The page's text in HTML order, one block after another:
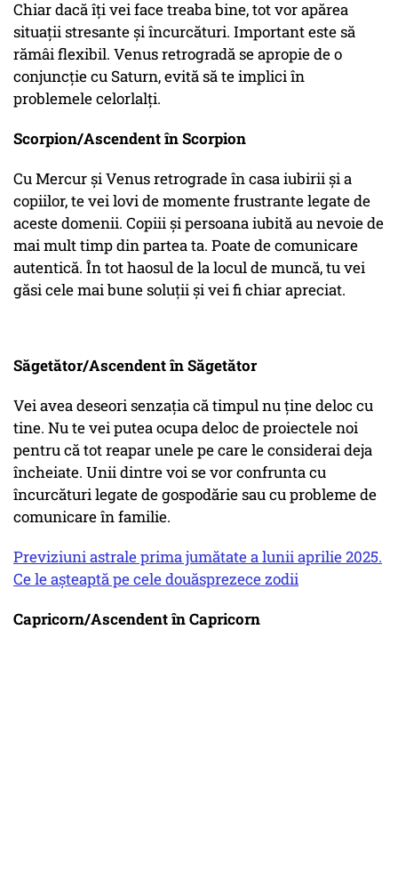
Chiar dacă îți vei face treaba bine, tot vor apărea
situații stresante și încurcături. Important este să
rămâi flexibil. Venus retrogradă se apropie de o
conjuncție cu Saturn, evită să te implici în
problemele celorlalți.
Scorpion/Ascendent în Scorpion
Cu Mercur și Venus retrograde în casa iubirii și a
copiilor, te vei lovi de momente frustrante legate de
aceste domenii. Copiii și persoana iubită au nevoie de
mai mult timp din partea ta. Poate de comunicare
autentică. În tot haosul de la locul de muncă, tu vei
găsi cele mai bune soluții și vei fi chiar apreciat.
Săgetător/Ascendent în Săgetător
Vei avea deseori senzația că timpul nu ține deloc cu
tine. Nu te vei putea ocupa deloc de proiectele noi
pentru că tot reapar unele pe care le considerai deja
încheiate. Unii dintre voi se vor confrunta cu
încurcături legate de gospodărie sau cu probleme de
comunicare în familie.
Previziuni astrale prima jumătate a lunii aprilie 2025.
Ce le așteaptă pe cele douăsprezece zodii
Capricorn/Ascendent în Capricorn